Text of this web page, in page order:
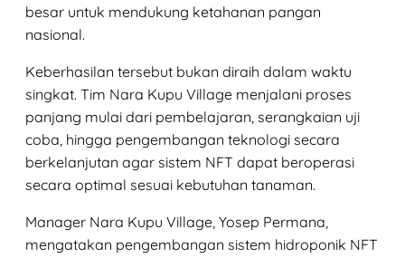
besar untuk mendukung ketahanan pangan
nasional.
Keberhasilan tersebut bukan diraih dalam waktu
singkat. Tim Nara Kupu Village menjalani proses
panjang mulai dari pembelajaran, serangkaian uji
coba, hingga pengembangan teknologi secara
berkelanjutan agar sistem NFT dapat beroperasi
secara optimal sesuai kebutuhan tanaman.
Manager Nara Kupu Village, Yosep Permana,
mengatakan pengembangan sistem hidroponik NFT